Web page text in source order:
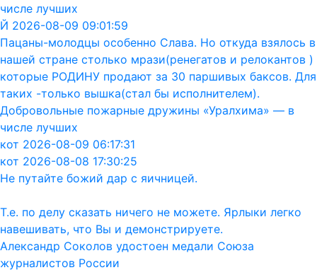
числе лучших
Й 2026-08-09 09:01:59
Пацаны-молодцы особенно Слава. Но откуда взялось в
нашей стране столько мрази(ренегатов и релокантов )
которые РОДИНУ продают за 30 паршивых баксов. Для
таких -только вышка(стал бы исполнителем).
Добровольные пожарные дружины «Уралхима» — в
числе лучших
кот 2026-08-09 06:17:31
кот 2026-08-08 17:30:25
Не путайте божий дар с яичницей.
Т.е. по делу сказать ничего не можете. Ярлыки легко
навешивать, что Вы и демонстрируете.
Александр Соколов удостоен медали Союза
журналистов России